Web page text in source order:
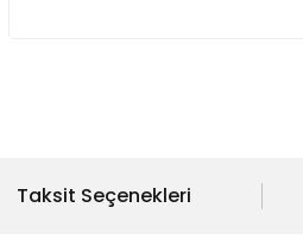
Taksit Seçenekleri